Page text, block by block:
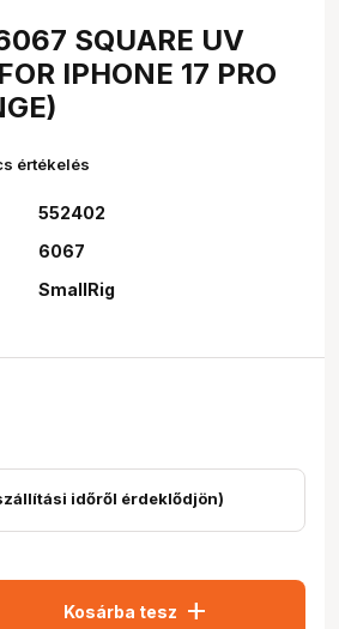
SQUARE UV
IPHONE 17 PRO
értékelés
552402
6067
SmallRig
időről érdeklődjön)
Kosárba tesz add